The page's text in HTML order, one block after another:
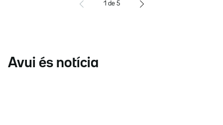
1 de 5
Avui és notícia